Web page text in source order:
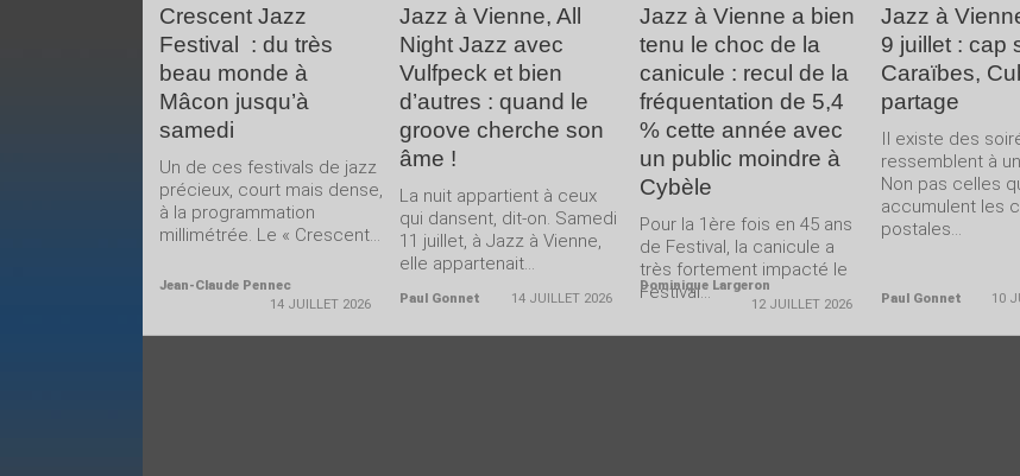
Crescent Jazz
Festival : du très
beau monde à
Mâcon jusqu’à
samedi
Un de ces festivals de jazz
précieux, court mais dense,
à la programmation
millimétrée. Le « Crescent...
Jean-Claude Pennec
14 JUILLET 2026
Jazz à Vienne, All
Night Jazz avec
Vulfpeck et bien
d’autres : quand le
groove cherche son
âme !
La nuit appartient à ceux
qui dansent, dit-on. Samedi
11 juillet, à Jazz à Vienne,
elle appartenait...
Paul Gonnet 14 JUILLET 2026
Jazz à Vienne a bien
tenu le choc de la
canicule : recul de la
fréquentation de 5,4
% cette année avec
un public moindre à
Cybèle
Pour la 1ère fois en 45 ans
de Festival, la canicule a
très fortement impacté le
Festival...
Dominique Largeron
12 JUILLET 2026
Jazz à
9 juillet : cap
Caraïbes,
partage
Il existe des
ressemblent à
Non pas celles
accumulent les
postales...
Paul Gonnet 10